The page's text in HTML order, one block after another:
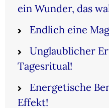
ein Wunder, das
Endlich eine
Unglaublicher
Tagesritual!
Energetische
Effekt!